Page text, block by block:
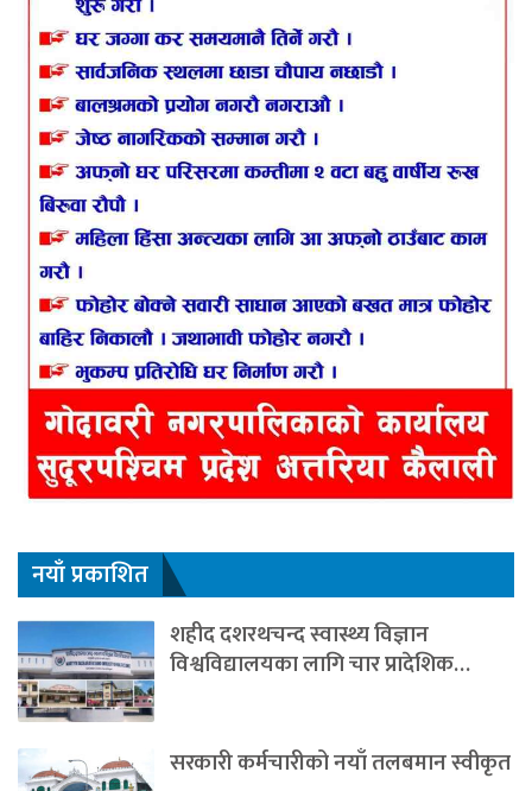
नयाँ प्रकाशित
शहीद दशरथचन्द स्वास्थ्य विज्ञान
विश्वविद्यालयका लागि चार प्रादेशिक…
सरकारी कर्मचारीको नयाँ तलबमान स्वीकृत